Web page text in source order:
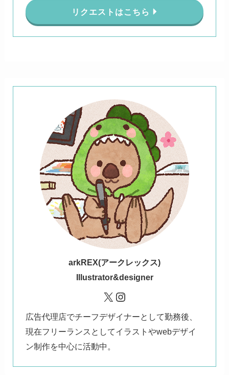
リクエストはこちら
arkREX(アークレックス)
Illustrator&designer
X Instagram
広告代理店でチーフデザイナーとして勤務後、
現在フリーランスとしてイラストやwebデザイ
ン制作を中心に活動中。